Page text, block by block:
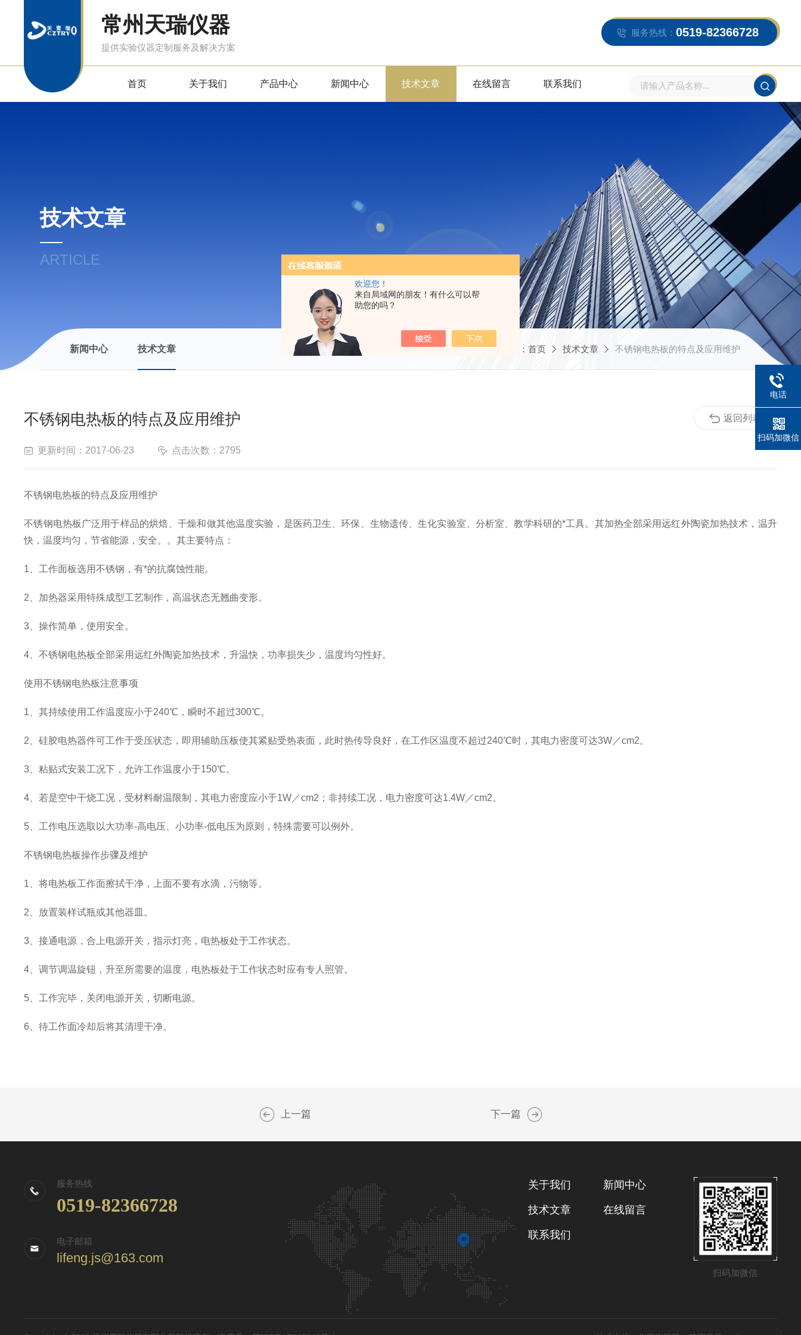
欢迎您！
来自局域网的朋友！有什么可以帮
助您的吗？
常州天瑞仪器
提供实验仪器定制服务及解决方案
服务热线： 0519-82366728
首页 关于我们 产品中心 新闻中心 技术文章 在线留言 联系我们
技术文章
ARTICLE
新闻中心 技术文章 当前位置： 首页 技术文章 不锈钢电热板的特点及应用维护
不锈钢电热板的特点及应用维护
更新时间：2017-06-23 点击次数：2795
不锈钢电热板的特点及应用维护
不锈钢电热板广泛用于样品的烘焙、干燥和做其他温度实验，是医药卫生、环保、生物遗传、生化实验室、分析室、教学科研的*工具。其加热全部采用远红外陶瓷加热技术，温升
快，温度均匀，节省能源，安全。。其主要特点：
1、工作面板选用不锈钢，有*的抗腐蚀性能。
2、加热器采用特殊成型工艺制作，高温状态无翘曲变形。
3、操作简单，使用安全。
4、不锈钢电热板全部采用远红外陶瓷加热技术，升温快，功率损失少，温度均匀性好。
使用不锈钢电热板注意事项
1、其持续使用工作温度应小于240℃，瞬时不超过300℃。
2、硅胶电热器件可工作于受压状态，即用辅助压板使其紧贴受热表面，此时热传导良好，在工作区温度不超过240℃时，其电力密度可达3W／cm2。
3、粘贴式安装工况下，允许工作温度小于150℃。
4、若是空中干烧工况，受材料耐温限制，其电力密度应小于1W／cm2；非持续工况，电力密度可达1.4W／cm2。
5、工作电压选取以大功率-高电压、小功率-低电压为原则，特殊需要可以例外。
不锈钢电热板操作步骤及维护
1、将电热板工作面擦拭干净，上面不要有水滴，污物等。
2、放置装样试瓶或其他器皿。
3、接通电源，合上电源开关，指示灯亮，电热板处于工作状态。
4、调节调温旋钮，升至所需要的温度，电热板处于工作状态时应有专人照管。
5、工作完毕，关闭电源开关，切断电源。
6、待工作面冷却后将其清理干净。
返回列表
上一篇 下一篇
服务热线
0519-82366728
电子邮箱
lifeng.js@163.com
扫码加微信
关于我们 新闻中心
技术文章 在线留言
联系我们
电话
扫码加微信